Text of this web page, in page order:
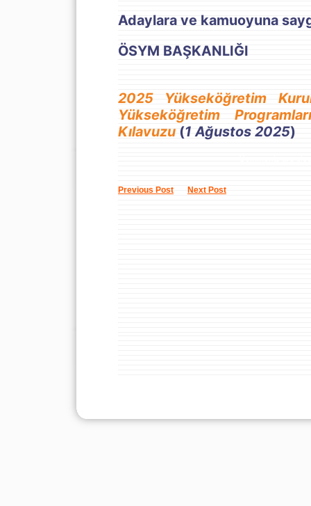
Adaylara ve kamuoyuna
ÖSYM BAŞKANLIĞI
2025 Yükseköğretim
Yükseköğretim
Kılavuzu (1 Ağustos 2025)
Previous Post Next Post